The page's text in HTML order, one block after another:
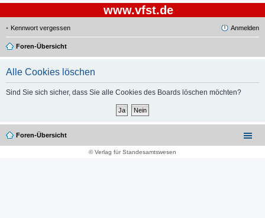
www.vfst.de
Kennwort vergessen Anmelden
Foren-Übersicht
Alle Cookies löschen
Sind Sie sich sicher, dass Sie alle Cookies des Boards löschen möchten?
Foren-Übersicht
© Verlag für Standesamtswesen